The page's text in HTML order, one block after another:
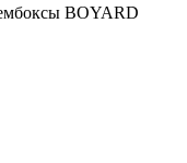
BOYARD